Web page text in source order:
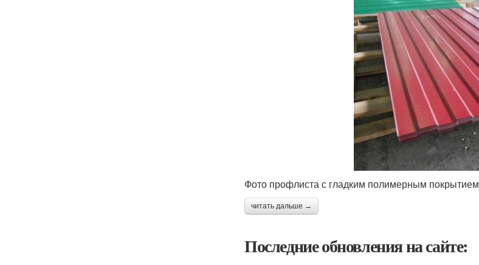
Фото профлиста с гладким полимерным покрытием
читать дальше →
Последние обновления на сайте: